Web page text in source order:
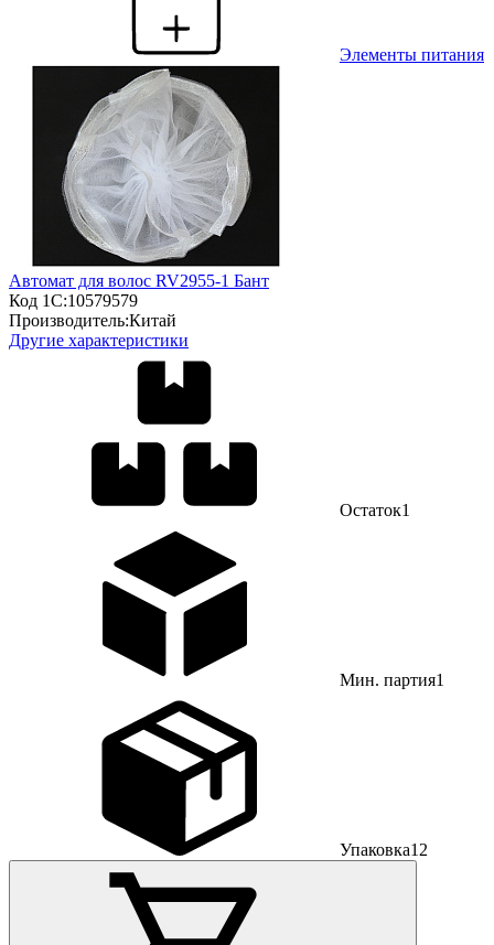
Элементы питания
Автомат для волос RV2955-1 Бант
Код 1С:10579579
Производитель:Китай
Другие характеристики
Остаток1
Мин. партия1
Упаковка12